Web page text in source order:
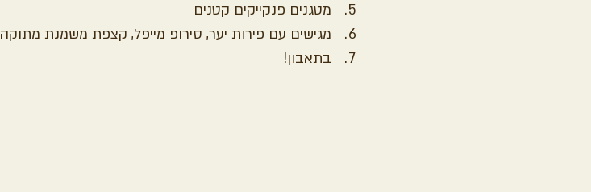
מטגנים פנקייקים קטנים
מגישים עם פירות יער, סירופ מייפל, קצפת משמנת מתוקה
בתאבון!